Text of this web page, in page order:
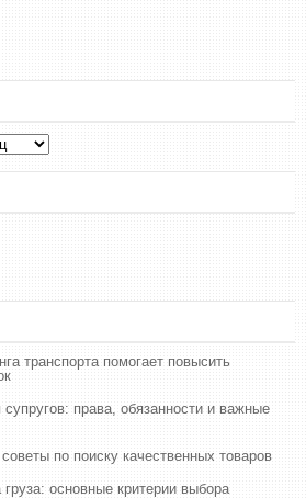
транспорта помогает повысить
права, обязанности и важные
по поиску качественных товаров
груза: основные критерии выбора